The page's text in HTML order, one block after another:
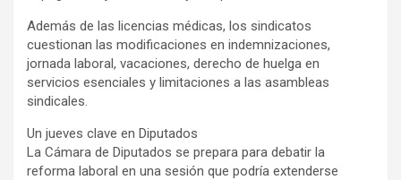
Además de las licencias médicas, los sindicatos
cuestionan las modificaciones en indemnizaciones,
jornada laboral, vacaciones, derecho de huelga en
servicios esenciales y limitaciones a las asambleas
sindicales.
Un jueves clave en Diputados
La Cámara de Diputados se prepara para debatir la
reforma laboral en una sesión que podría extenderse